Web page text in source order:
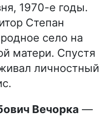
1970-е годы.
Степан
село на
матери. Спустя
личностный
Вечорка —